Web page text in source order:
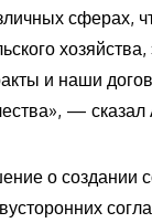
сферах,
и наши
—
о создании